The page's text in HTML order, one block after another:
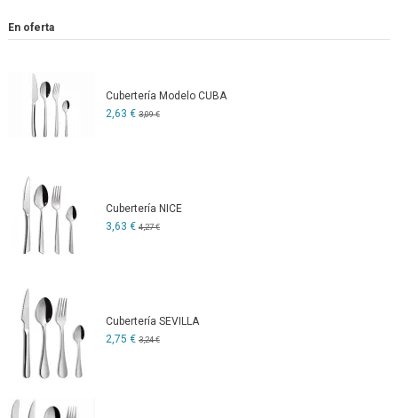
En oferta
Cubertería Modelo CUBA
2,63 € 3,09 €
Cubertería NICE
3,63 € 4,27 €
Cubertería SEVILLA
2,75 € 3,24 €